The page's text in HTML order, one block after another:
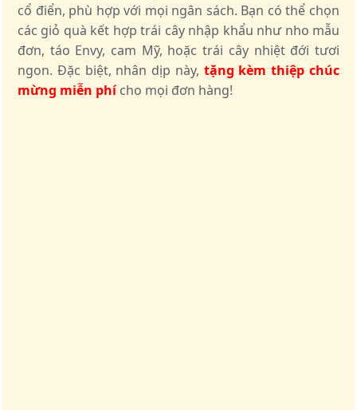
cổ điển, phù hợp với mọi ngân sách. Bạn có thể chọn
các giỏ quà kết hợp trái cây nhập khẩu như nho mẫu
đơn, táo Envy, cam Mỹ, hoặc trái cây nhiệt đới tươi
ngon. Đặc biệt, nhân dịp này, tặng kèm thiệp chúc
mừng miễn phícho mọi đơn hàng!